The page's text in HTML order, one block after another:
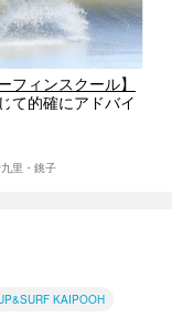
フィンスクール】
て的確にアドバイ
里・銚子
KAIPOOH